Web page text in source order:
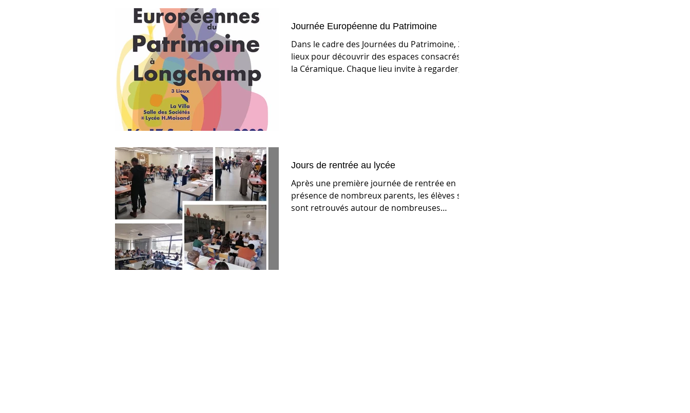
Journée Européenne du Patrimoine
Dans le cadre des Journées du Patrimoine, 3
lieux pour découvrir des espaces consacrés à
la Céramique. Chaque lieu invite à regarder,
Jours de rentrée au lycée
Après une première journée de rentrée en
présence de nombreux parents, les élèves se
sont retrouvés autour de nombreuses